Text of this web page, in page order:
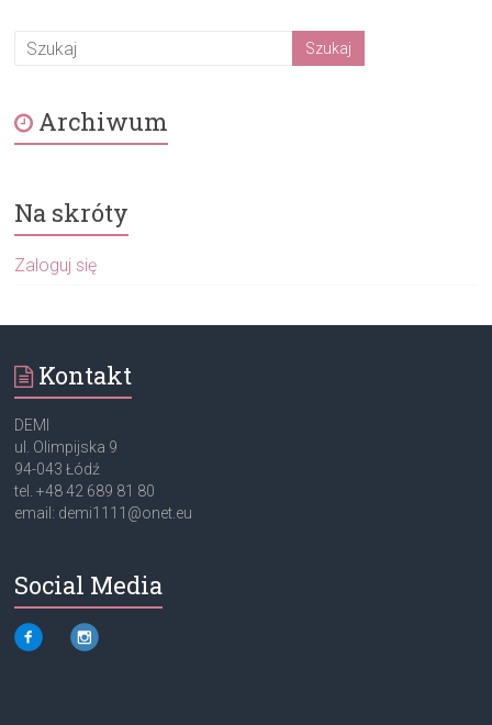
Archiwum
Na skróty
Zaloguj się
Kontakt
DEMI
ul. Olimpijska 9
94-043 Łódź
tel. +48 42 689 81 80
email: demi1111@onet.eu
Social Media